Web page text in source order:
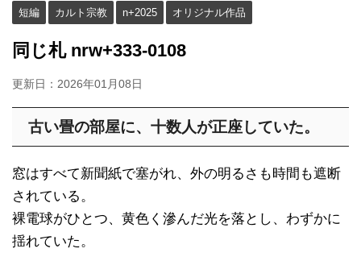
短編 カルト宗教 n+2025 オリジナル作品
同じ札 nrw+333-0108
更新日： 2026年01月08日
古い畳の部屋に、十数人が正座していた。
窓はすべて新聞紙で塞がれ、外の明るさも時間も遮断
されている。
裸電球がひとつ、黄色く滲んだ光を落とし、わずかに
揺れていた。